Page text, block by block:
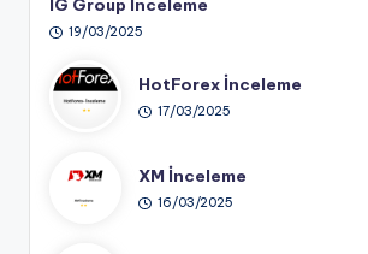
IG Group İnceleme
19/03/2025
HotForex İnceleme
17/03/2025
XM İnceleme
16/03/2025